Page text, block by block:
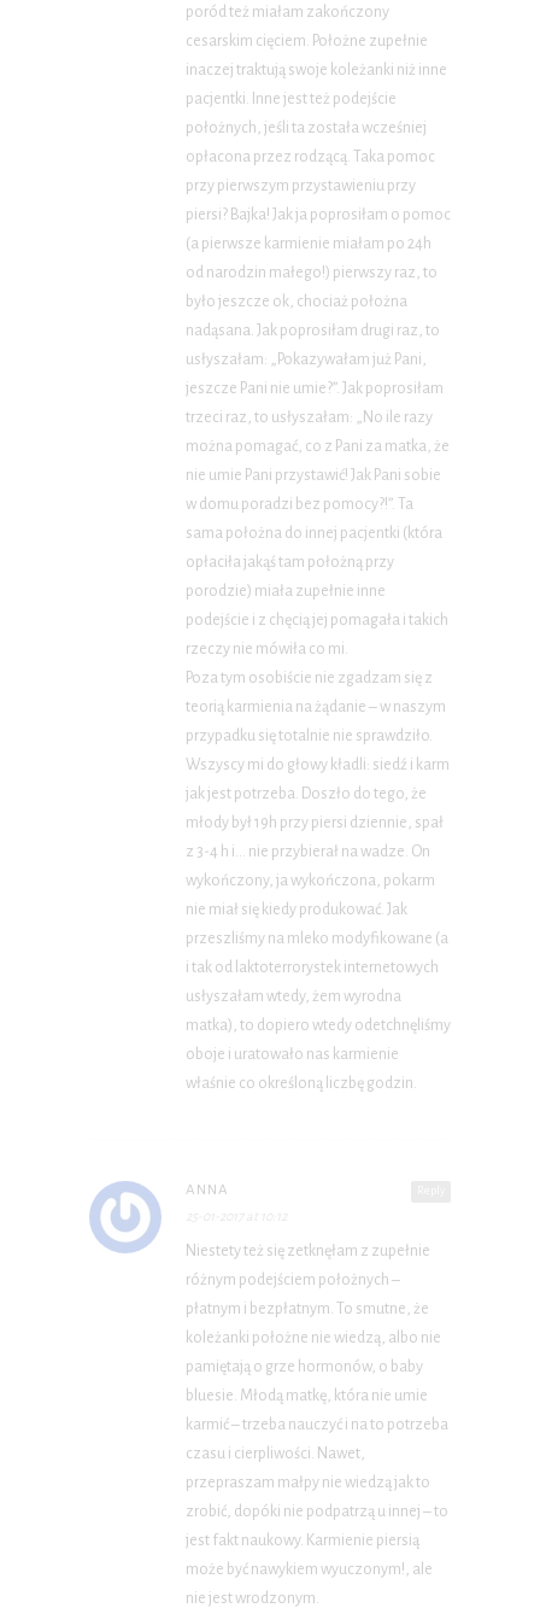
poród też miałam zakończony
cesarskim cięciem. Położne zupełnie
inaczej traktują swoje koleżanki niż inne
pacjentki. Inne jest też podejście
położnych, jeśli ta została wcześniej
opłacona przez rodzącą. Taka pomoc
przy pierwszym przystawieniu przy
piersi? Bajka! Jak ja poprosiłam o pomoc
(a pierwsze karmienie miałam po 24h
od narodzin małego!) pierwszy raz, to
było jeszcze ok, chociaż położna
nadąsana. Jak poprosiłam drugi raz, to
usłyszałam: „Pokazywałam już Pani,
jeszcze Pani nie umie?”. Jak poprosiłam
trzeci raz, to usłyszałam: „No ile razy
można pomagać, co z Pani za matka, że
nie umie Pani przystawić! Jak Pani sobie
w domu poradzi bez pomocy?!”. Ta
sama położna do innej pacjentki (która
opłaciła jakąś tam położną przy
porodzie) miała zupełnie inne
podejście i z chęcią jej pomagała i takich
rzeczy nie mówiła co mi.
Poza tym osobiście nie zgadzam się z
teorią karmienia na żądanie – w naszym
przypadku się totalnie nie sprawdziło.
Wszyscy mi do głowy kładli: siedź i karm
jak jest potrzeba. Doszło do tego, że
młody był 19h przy piersi dziennie, spał
z 3-4 h i… nie przybierał na wadze. On
wykończony, ja wykończona, pokarm
nie miał się kiedy produkować. Jak
przeszliśmy na mleko modyfikowane (a
i tak od laktoterrorystek internetowych
usłyszałam wtedy, żem wyrodna
matka), to dopiero wtedy odetchnęliśmy
oboje i uratowało nas karmienie
właśnie co określoną liczbę godzin.
ANNA
Niestety też się zetknęłam z zupełnie
różnym podejściem położnych –
płatnym i bezpłatnym. To smutne, że
koleżanki położne nie wiedzą, albo nie
pamiętają o grze hormonów, o baby
bluesie. Młodą matkę, która nie umie
karmić – trzeba nauczyć i na to potrzeba
czasu i cierpliwości. Nawet,
przepraszam małpy nie wiedzą jak to
zrobić, dopóki nie podpatrzą u innej – to
jest fakt naukowy. Karmienie piersią
może być nawykiem wyuczonym!, ale
nie jest wrodzonym.